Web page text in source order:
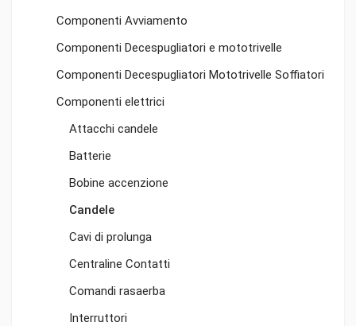
Componenti Avviamento
Componenti Decespugliatori e mototrivelle
Componenti Decespugliatori Mototrivelle Soffiatori
Componenti elettrici
Attacchi candele
Batterie
Bobine accenzione
Candele
Cavi di prolunga
Centraline Contatti
Comandi rasaerba
Interruttori